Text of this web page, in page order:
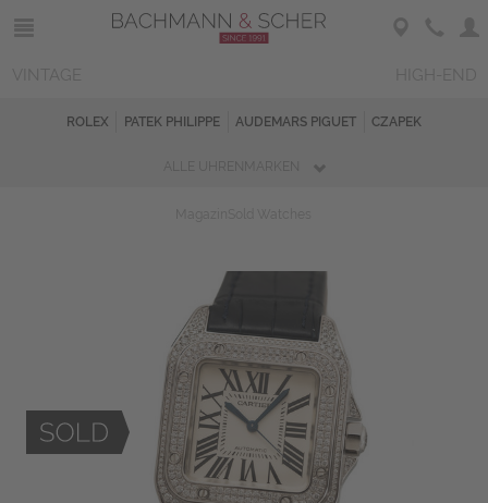
ROLEX PATEK PHILIPPE AUDEMARS PIGUET CZAPEK